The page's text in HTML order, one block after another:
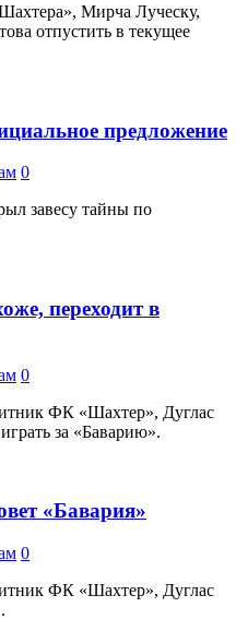
Мирча Луческу,
отпустить в текущее
предложение
0
завесу тайны по
переходит в
0
ФК «Шахтер», Дуглас
за «Баварию».
«Бавария»
0
ФК «Шахтер», Дуглас